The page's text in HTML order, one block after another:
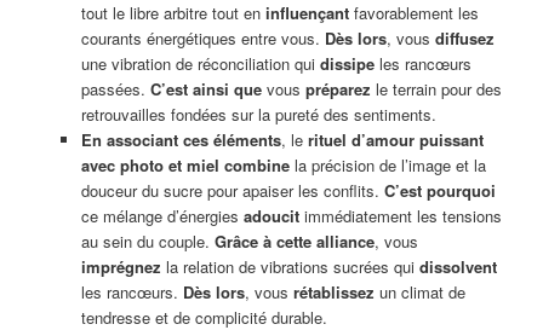
tout le libre arbitre tout en influençantfavorablement les
courants énergétiques entre vous. Dès lors, vous diffusez
une vibration de réconciliation qui dissipeles rancœurs
passées. C’est ainsi quevous préparez le terrain pour des
retrouvailles fondées sur la pureté des sentiments.
En associant ces éléments, le rituel d’amour puissant
avec photo et miel combinela précision de l’image et la
douceur du sucre pour apaiser les conflits. C’est pourquoi
ce mélange d’énergies adoucitimmédiatement les tensions
au sein du couple. Grâce à cette alliance, vous
imprégnez la relation de vibrations sucrées qui dissolvent
les rancœurs. Dès lors, vous rétablissez un climat de
tendresse et de complicité durable.